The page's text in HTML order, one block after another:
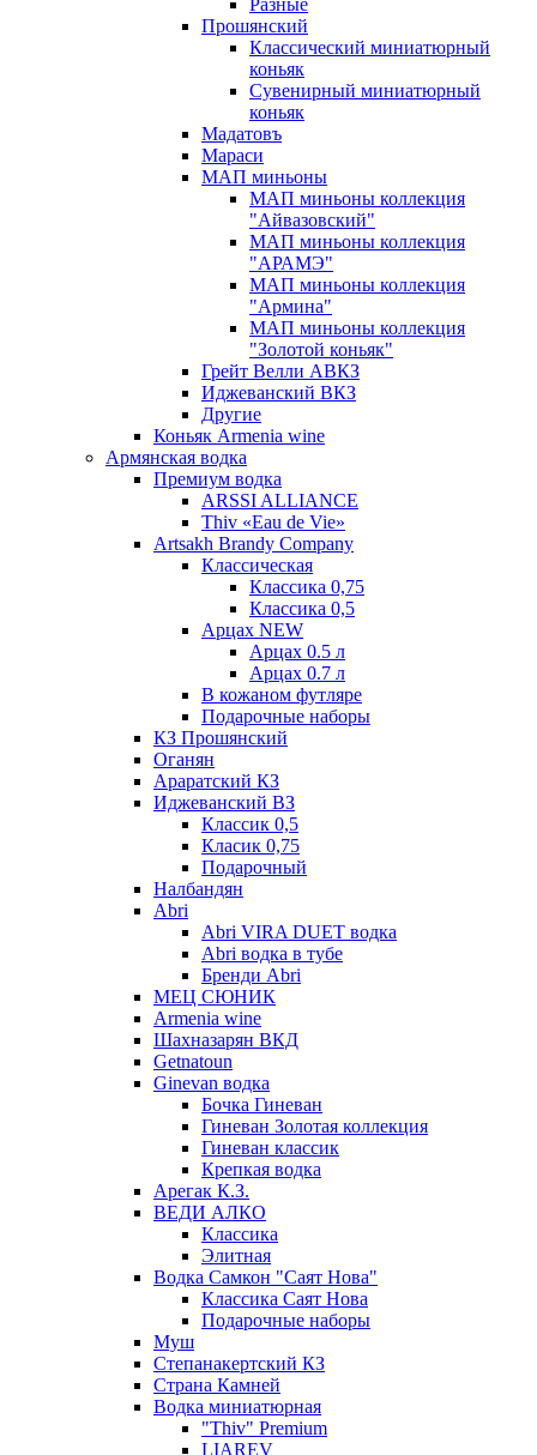
Разные
Прошянский
Классический миниатюрный
коньяк
Сувенирный миниатюрный
коньяк
Мадатовъ
Мараси
МАП миньоны
МАП миньоны коллекция
"Айвазовский"
МАП миньоны коллекция
"АРАМЭ"
МАП миньоны коллекция
"Армина"
МАП миньоны коллекция
"Золотой коньяк"
Грейт Велли АВКЗ
Иджеванский ВКЗ
Другие
Коньяк Armenia wine
Армянская водка
Премиум водка
ARSSI ALLIANCE
Thiv «Eau de Vie»
Artsakh Brandy Company
Классическая
Классика 0,75
Классика 0,5
Арцах NEW
Арцах 0.5 л
Арцах 0.7 л
В кожаном футляре
Подарочные наборы
КЗ Прошянский
Оганян
Араратский КЗ
Иджеванский ВЗ
Классик 0,5
Класик 0,75
Подарочный
Налбандян
Abri
Abri VIRA DUET водка
Abri водка в тубе
Бренди Abri
МЕЦ СЮНИК
Armenia wine
Шахназарян ВКД
Getnatoun
Ginevan водка
Бочка Гиневан
Гиневан Золотая коллекция
Гиневан классик
Крепкая водка
Арегак К.З.
ВЕДИ АЛКО
Классика
Элитная
Водка Самкон "Саят Нова"
Классика Саят Нова
Подарочные наборы
Муш
Степанакертский КЗ
Страна Камней
Водка миниатюрная
"Thiv" Premium
LIAREV